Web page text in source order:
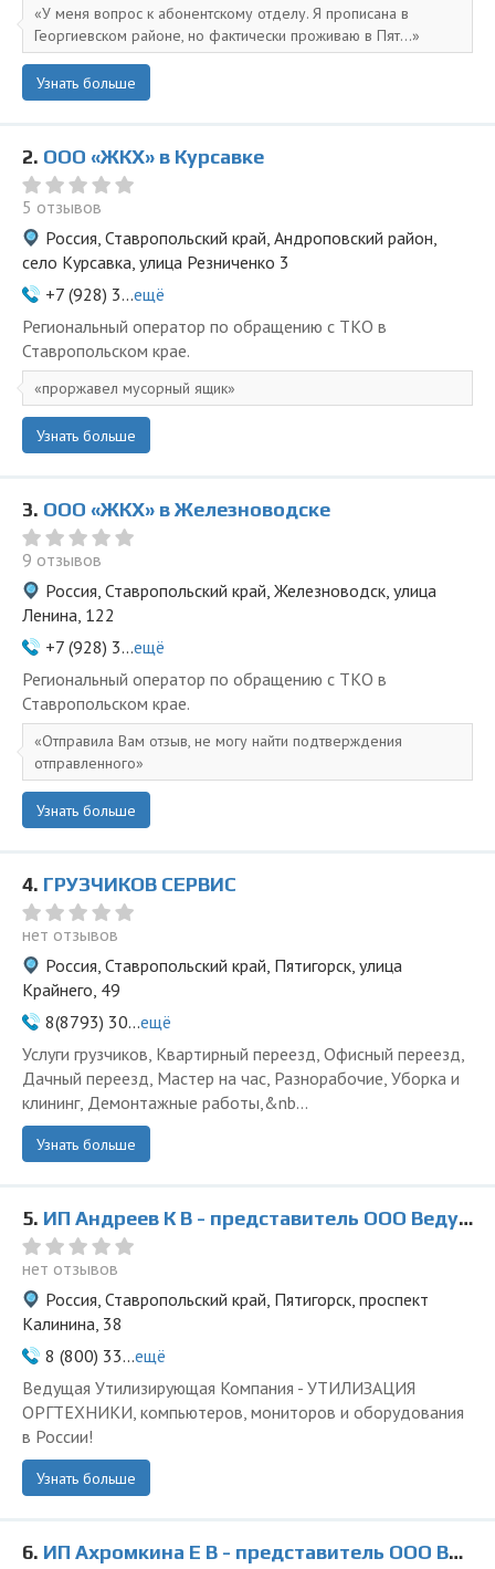
У меня вопрос к абонентскому отделу. Я прописана в
Георгиевском районе, но фактически проживаю в Пят...
Узнать больше
2. ООО «ЖКХ» в Курсавке
5 отзывов
Россия, Ставропольский край, Андроповский район,
село Курсавка, улица Резниченко 3
+7 (928) 3...ещё
Региональный оператор по обращению с ТКО в
Ставропольском крае.
проржавел мусорный ящик
Узнать больше
3. ООО «ЖКХ» в Железноводске
9 отзывов
Россия, Ставропольский край, Железноводск, улица
Ленина, 122
+7 (928) 3...ещё
Региональный оператор по обращению с ТКО в
Ставропольском крае.
Отправила Вам отзыв, не могу найти подтверждения
отправленного
Узнать больше
4. ГРУЗЧИКОВ СЕРВИС
нет отзывов
Россия, Ставропольский край, Пятигорск, улица
Крайнего, 49
8(8793) 30...ещё
Услуги грузчиков, Квартирный переезд, Офисный переезд,
Дачный переезд, Мастер на час, Разнорабочие, Уборка и
клининг, Демонтажные работы,&nb...
Узнать больше
5. ИП Андреев К В - представитель ООО Ведущая Утилизирующая Компания
нет отзывов
Россия, Ставропольский край, Пятигорск, проспект
Калинина, 38
8 (800) 33...ещё
Ведущая Утилизирующая Компания - УТИЛИЗАЦИЯ
ОРГТЕХНИКИ, компьютеров, мониторов и оборудования
в России!
Узнать больше
6. ИП Ахромкина Е В - представитель ООО Ведущая Утилизирующая Компания